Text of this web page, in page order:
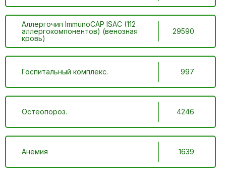
Аллергочип ImmunoCAP ISAC (112
аллергокомпонентов) (венозная
кровь)
29590
Госпитальный комплекс. 997
Остеопороз. 4246
Анемия 1639